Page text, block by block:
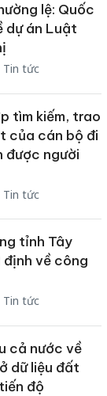
lệ: Quốc
dự án Luật
Tin tức
tìm kiếm, trao
của cán bộ đi
được người
Tin tức
tỉnh Tây
về công
Tin tức
cả nước về
dữ liệu đất
độ